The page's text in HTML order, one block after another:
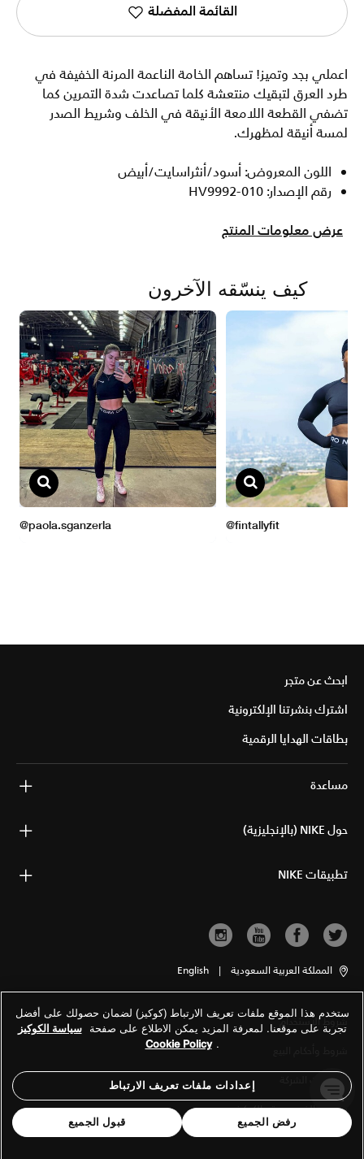
القائمة المفضلة
اعملي بجد وتميز! تساهم الخامة الناعمة المرنة الخفيفة في
طرد العرق لتبقيك منتعشة كلما تصاعدت شدة التمرين كما
تضفي القطعة اللامعة الأنيقة في الخلف وشريط الصدر
لمسة أنيقة لمظهرك.
اللون المعروض: أسود/أنثراسايت/أبيض
رقم الإصدار: HV9992-010
عرض معلومات المنتج
ابحث عن متجر
اشترك بنشرتنا الإلكترونية
بطاقات الهدايا الرقمية
مساعدة
حول NIKE (بالإنجليزية)
تطبيقات NIKE
المملكة العربية السعودية |
English
شروط الاستخدام
معلومات الشركة
سياسة الخصوصية والكوكيز
ستخدم هذا الموقع ملفات تعريف الارتباط (كوكيز) لضمان حصولك على أفضل
تجربة على موقعنا. لمعرفة المزيد يمكن الاطلاع على صفحة سياسة الكوكيز
.
Cookie Policy
إعدادات ملفات تعريف الارتباط
رفض الجميع قبول الجميع